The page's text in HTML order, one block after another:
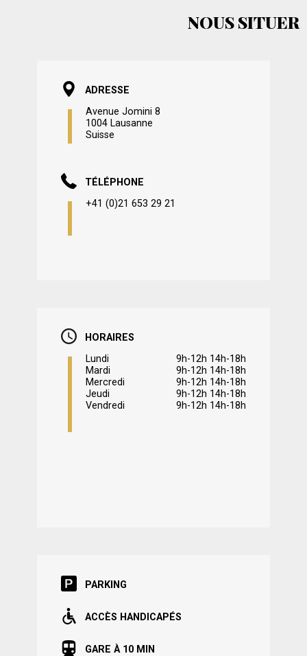
NOUS SITUER
ADRESSE
Avenue Jomini 8
1004 Lausanne
Suisse
TÉLÉPHONE
+41 (0)21 653 29 21
HORAIRES
Lundi
9h-12h 14h-18h
Mardi
9h-12h 14h-18h
Mercredi
9h-12h 14h-18h
Jeudi
9h-12h 14h-18h
Vendredi
9h-12h 14h-18h
PARKING
ACCÈS HANDICAPÉS
GARE À 10 MIN